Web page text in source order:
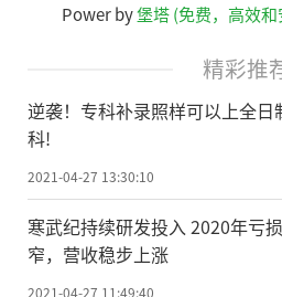
启世进化，预示未来
有请#雷神ZERO#闪
可以看到，雷神
新的设计语言，并且拥
Power by堡塔 (免费，高效
精彩推
逆袭！专科补录照样可以上全日
科!
2021-04-27 13:30:10
寒武纪持续研发投入 2020年亏
窄，营收稳步上涨
2021-04-27 11:49:40